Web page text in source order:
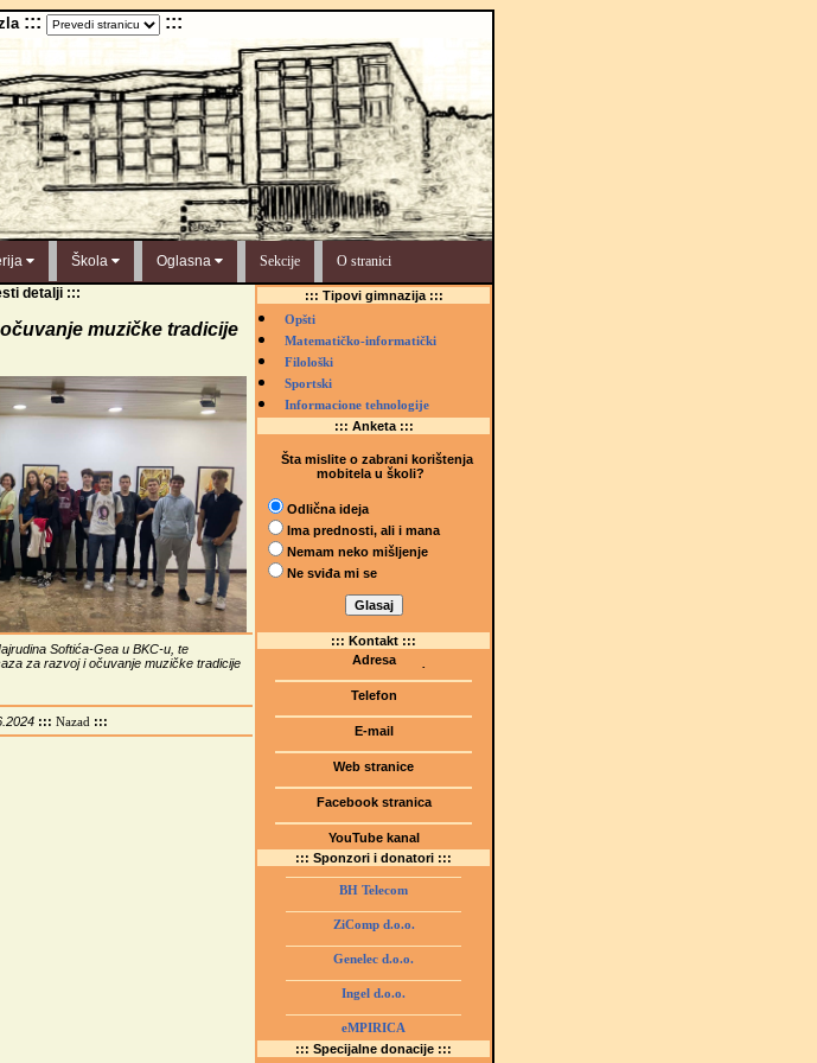
::: :::
Škola Oglasna Sekcije O stranici
detalji :::
muzičke tradicije
Softića-Gea u BKC-u, te
za razvoj i očuvanje muzičke tradicije
::: Nazad :::
::: Tipovi gimnazija :::
Opšti
Matematičko-informatički
Filološki
Sportski
Informacione tehnologije
::: Anketa :::
Šta mislite o zabrani korištenja
mobitela u školi?
Odlična ideja
Ima prednosti, ali i mana
Nemam neko mišljenje
Ne sviđa mi se
::: Kontakt :::
Adresa
(Šetalište I.G. Kovačića 1)
75000 Tuzla, BiH
Telefon
E-mail
Web stranice
www.gmstziam.com.ba
Facebook stranica
YouTube kanal
GMS Tuzla
::: Sponzori i donatori :::
BH Telecom
ZiComp d.o.o.
Genelec d.o.o.
Ingel d.o.o.
eMPIRICA
::: Specijalne donacije :::